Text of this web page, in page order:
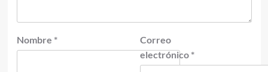
Nombre *
Correo
electrónico *